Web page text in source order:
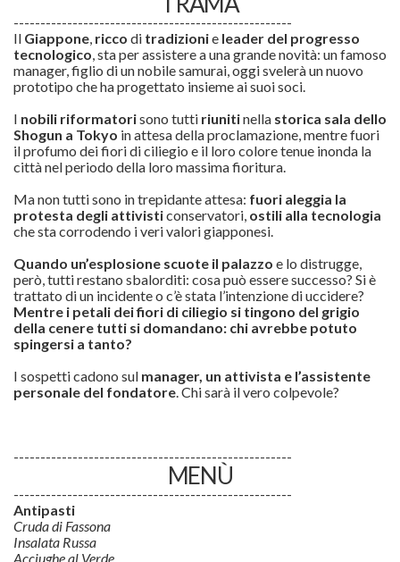
----------------------------------------------------
Il Giappone, ricco di tradizionie leader del progresso
tecnologico, sta per assistere a una grande novità: un famoso
manager, figlio di un nobile samurai, oggi svelerà un nuovo
prototipo che ha progettato insieme ai suoi soci.
I nobili riformatorisono tutti riunitinella storica sala dello
Shogun a Tokyo in attesa della proclamazione, mentre fuori
il profumo dei fiori di ciliegio e il loro colore tenue inonda la
città nel periodo della loro massima fioritura.
Ma non tutti sono in trepidante attesa: fuori aleggia la
protesta degli attivisticonservatori, ostili alla tecnologia
che sta corrodendo i veri valori giapponesi.
Quando un’esplosione scuote il palazzo e lo distrugge,
però, tutti restano sbalorditi: cosa può essere successo? Si è
trattato di un incidente o c’è stata l’intenzione di uccidere?
Mentre i petali dei fiori di ciliegio si tingono del grigio
della cenere tutti si domandano: chi avrebbe potuto
spingersi a tanto?
I sospetti cadono sul manager, un attivista e l’assistente
personale del fondatore. Chi sarà il vero colpevole?
----------------------------------------------------
MENÙ
----------------------------------------------------
Antipasti
Cruda di Fassona
Insalata Russa
Acciughe al Verde